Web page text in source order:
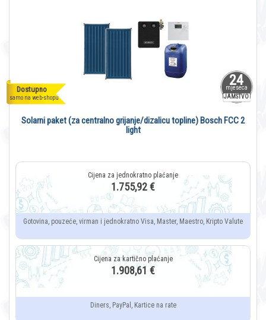
24
mjeseca
JAMSTVO
Dostupno
samo na web-shopu
Solarni paket (za centralno grijanje/dizalicu topline) Bosch FCC 2
light
1.755,92 €
Gotovina, pouzeće, virman i jednokratno Visa, Master, Maestro, Kripto Valute
1.908,61 €
Diners, PayPal, Kartice na rate